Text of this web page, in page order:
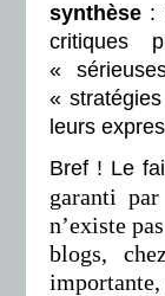
synthèse :
critiques
«
«
leurs
Bref ! Le
garanti par
n’existe
blogs,